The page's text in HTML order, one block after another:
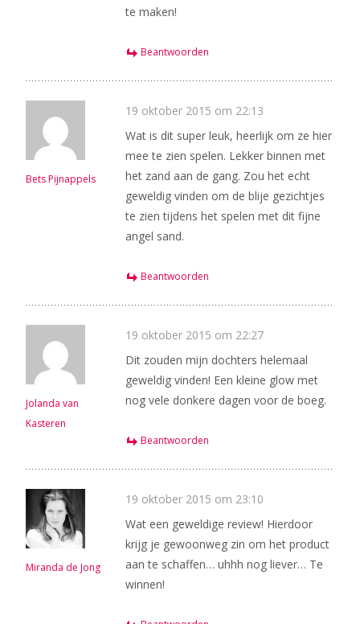
te maken!
Beantwoorden
Bets Pijnappels
19 oktober 2015 om 22:13
Wat is dit super leuk, heerlijk om ze hier
mee te zien spelen. Lekker binnen met
het zand aan de gang. Zou het echt
geweldig vinden om de blije gezichtjes
te zien tijdens het spelen met dit fijne
angel sand.
Beantwoorden
Jolanda van
Kasteren
19 oktober 2015 om 22:27
Dit zouden mijn dochters helemaal
geweldig vinden! Een kleine glow met
nog vele donkere dagen voor de boeg.
Beantwoorden
Miranda de Jong
19 oktober 2015 om 23:10
Wat een geweldige review! Hierdoor
krijg je gewoonweg zin om het product
aan te schaffen… uhhh nog liever… Te
winnen!